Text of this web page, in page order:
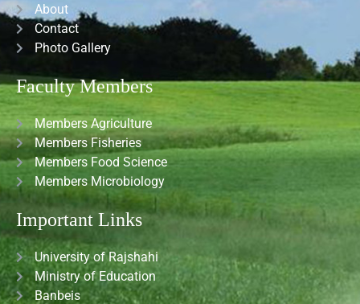
About
Contact
Photo Gallery
Faculty Members
Members Agriculture
Members Fisheries
Members Food Science
Members Microbiology
Important Links
University of Rajshahi
Ministry of Education
Banbeis